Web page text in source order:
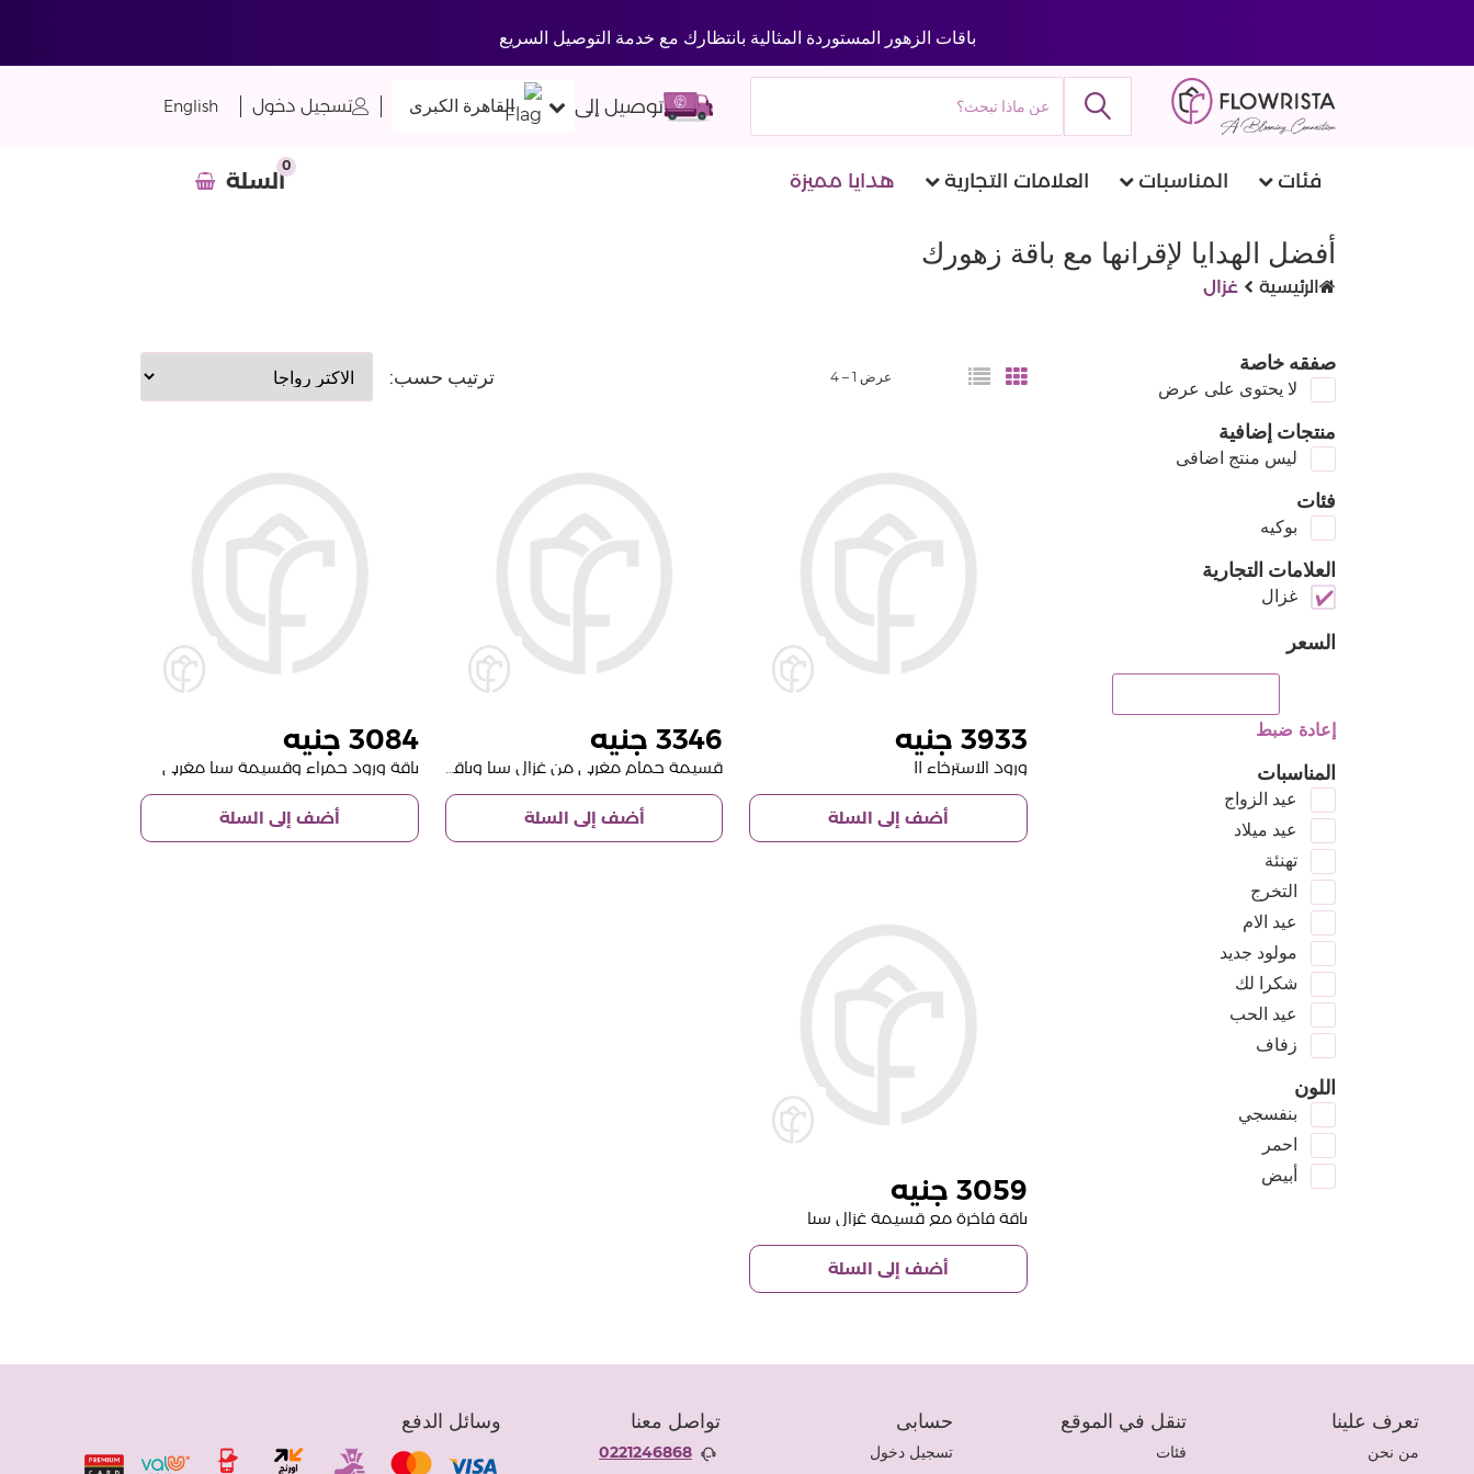
باقات الزهور المستوردة المثالية بانتظارك مع خدمة التوصيل السريع
توصيل إلى القاهرة الكبرى تسجيل دخول English
فئات المناسبات العلامات التجارية هدايا مميزة السلة
0
أفضل الهدايا لإقرانها مع باقة زهورك
الرئيسية غزال
صفقه خاصة
لا يحتوى على عرض
منتجات إضافية
ليس منتج اضافى
فئات
بوكيه
العلامات التجارية
غزال
السعر
إعادة ضبط
المناسبات
عيد الزواج
عيد ميلاد
تهنئة
التخرج
عيد الام
مولود جديد
شكرا لك
عيد الحب
زفاف
اللون
بنفسجي
احمر
أبيض
عرض 1 – 4 ترتيب حسب:
3933
ورود الاسترخاء II
أضف إلى السلة
3346
قسيمة حمام مغربي من غزال سبا وباقة ورود بنفسجية داكنة
أضف إلى السلة
3084
باقة ورود حمراء وقسيمة سبا مغربي
أضف إلى السلة
3059
باقة فاخرة مع قسيمة غزال سبا
أضف إلى السلة
تعرف علينا
من نحن
تنقل في الموقع
فئات
حسابى
تسجيل دخول
تواصل معنا
0221246868
وسائل الدفع